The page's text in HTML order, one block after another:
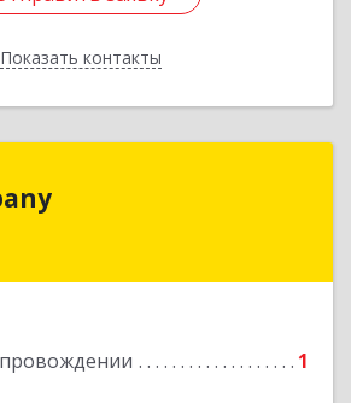
Показать контакты
Назад
1